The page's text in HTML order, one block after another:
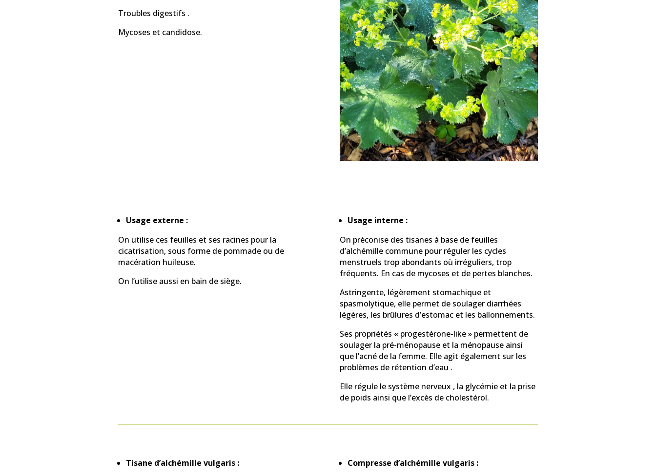
Troubles digestifs .
Mycoses et candidose.
Usage externe :
On utilise ces feuilles et ses racines pour la
cicatrisation, sous forme de pommade ou de
macération huileuse.
On l’utilise aussi en bain de siège.
Usage interne :
On préconise des tisanes à base de feuilles
d’alchémille commune pour réguler les cycles
menstruels trop abondants où irréguliers, trop
fréquents. En cas de mycoses et de pertes blanches.
Astringente, légèrement stomachique et
spasmolytique, elle permet de soulager diarrhées
légères, les brûlures d’estomac et les ballonnements.
Ses propriétés « progestérone-like » permettent de
soulager la pré-ménopause et la ménopause ainsi
que l’acné de la femme. Elle agit également sur les
problèmes de rétention d’eau .
Elle régule le système nerveux , la glycémie et la prise
de poids ainsi que l’excès de cholestérol.
Tisane d’alchémille vulgaris :
Compresse d’alchémille vulgaris :